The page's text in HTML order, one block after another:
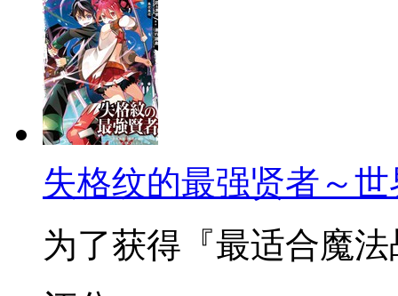
失格纹的最强贤者～
为了获得『最适合魔